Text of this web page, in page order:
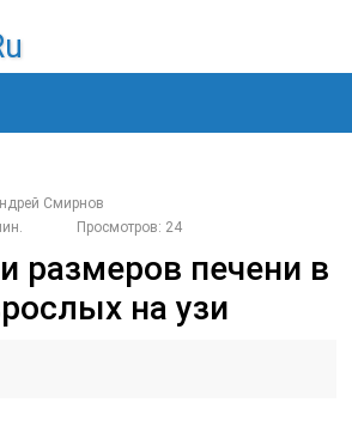
Смирнов
Просмотров: 24
размеров печени в
на узи